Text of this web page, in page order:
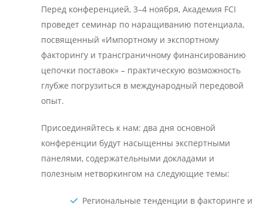
Перед конференцией, 3–4 ноября, Академия FCI
проведет семинар по наращиванию потенциала,
посвященный «Импортному и экспортному
факторингу и трансграничному финансированию
цепочки поставок» – практическую возможность
глубже погрузиться в международный передовой
опыт.
Присоединяйтесь к нам: два дня основной
конференции будут насыщенны экспертными
панелями, содержательными докладами и
полезным нетворкингом на следующие темы:
Региональные тенденции в факторинге и